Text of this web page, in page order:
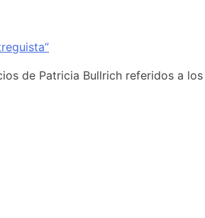
de Patricia Bullrich referidos a los